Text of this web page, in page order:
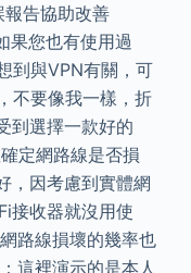
告協助改善
果您也有使用過
到與VPN有關，可
不要像我一樣，折
到選擇一款好的
定網路線是否損
，因考慮到實體網
接收器就沒用使
路線損壞的幾率也
這裡演示的是本人